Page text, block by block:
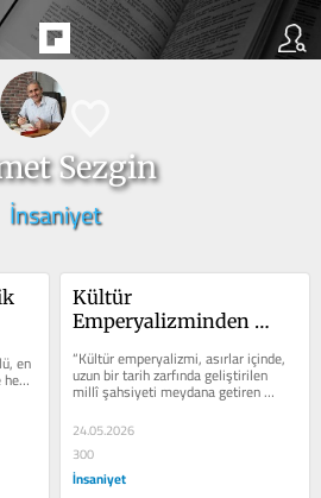
Sezgin
İnsaniyet
en
Kültür
Emperyalizminden
“Kültür emperyalizmi, asırlar içinde,
uzun bir tarih zarfında geliştirilen
millî şahsiyeti meydana getiren
manevi ve mukaddes unsurların...
24.05.2026
300
İnsaniyet